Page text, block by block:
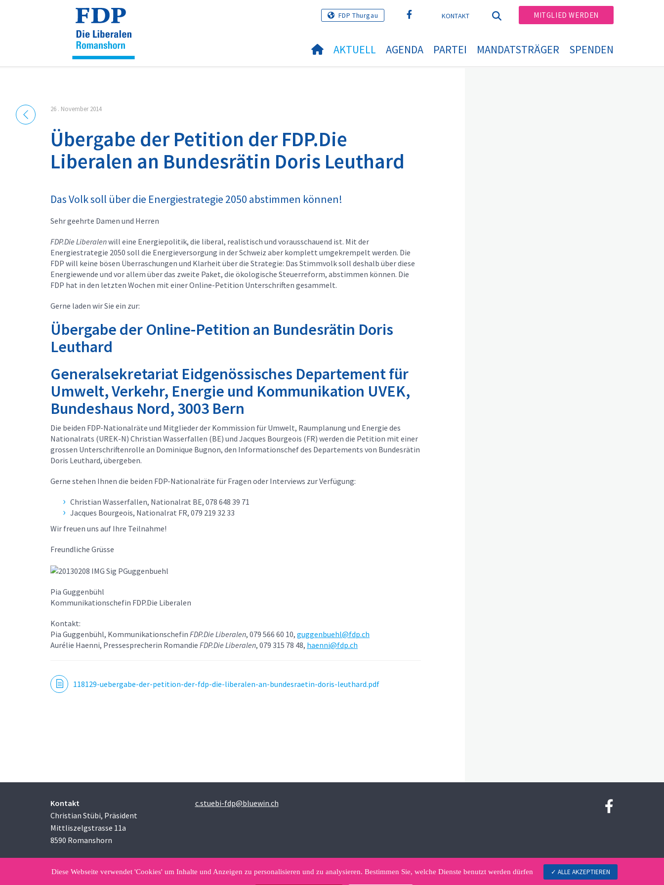
FDP Thurgau KONTAKT MITGLIED WERDEN
AKTUELL AGENDA PARTEI MANDATSTRÄGER SPENDEN
26 . November 2014
Übergabe der Petition der FDP.Die
Liberalen an Bundesrätin Doris Leuthard
Das Volk soll über die Energiestrategie 2050 abstimmen können!
Sehr geehrte Damen und Herren
FDP.Die Liberalenwill eine Energiepolitik, die liberal, realistisch und vorausschauend ist. Mit der
Energiestrategie 2050 soll die Energieversorgung in der Schweiz aber komplett umgekrempelt werden. Die
FDP will keine bösen Überraschungen und Klarheit über die Strategie: Das Stimmvolk soll deshalb über diese
Energiewende und vor allem über das zweite Paket, die ökologische Steuerreform, abstimmen können. Die
FDP hat in den letzten Wochen mit einer Online-Petition Unterschriften gesammelt.
Gerne laden wir Sie ein zur:
Übergabe der Online-Petition an Bundesrätin Doris
Leuthard
Generalsekretariat Eidgenössisches Departement für
Umwelt, Verkehr, Energie und Kommunikation UVEK,
Bundeshaus Nord, 3003 Bern
Die beiden FDP-Nationalräte und Mitglieder der Kommission für Umwelt, Raumplanung und Energie des
Nationalrats (UREK-N) Christian Wasserfallen (BE) und Jacques Bourgeois (FR) werden die Petition mit einer
grossen Unterschriftenrolle an Dominique Bugnon, den Informationschef des Departements von Bundesrätin
Doris Leuthard, übergeben.
Gerne stehen Ihnen die beiden FDP-Nationalräte für Fragen oder Interviews zur Verfügung:
Christian Wasserfallen, Nationalrat BE, 078 648 39 71
Jacques Bourgeois, Nationalrat FR, 079 219 32 33
Wir freuen uns auf Ihre Teilnahme!
Freundliche Grüsse
Pia Guggenbühl
Kommunikationschefin FDP.Die Liberalen
Kontakt:
Pia Guggenbühl, Kommunikationschefin FDP.Die Liberalen, 079 566 60 10, guggenbuehl@fdp.ch
Aurélie Haenni, Pressesprecherin Romandie FDP.Die Liberalen, 079 315 78 48, haenni@fdp.ch
118129-uebergabe-der-petition-der-fdp-die-liberalen-an-bundesraetin-doris-leuthard.pdf
Kontakt
Christian Stübi, Präsident
Mittliszelgstrasse 11a
8590 Romanshorn
c.stuebi-fdp@bluewin.ch
Diese Webseite verwendet 'Cookies' um Inhalte und Anzeigen zu personalisieren und zu analysieren. Bestimmen Sie, welche Dienste benutzt werden dürfen ALLE AKZEPTIEREN